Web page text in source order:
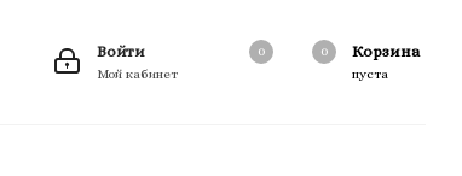
0 Корзина
0
пуста
0
Войти
Мой кабинет